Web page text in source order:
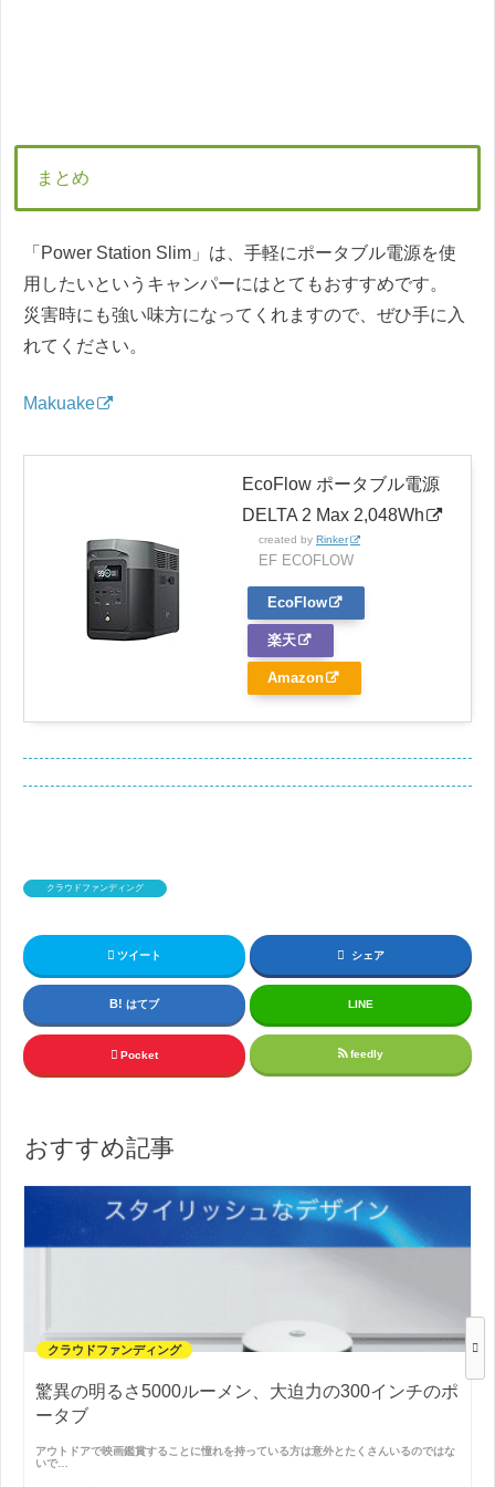
まとめ
「Power Station Slim」は、手軽にポータブル電源を使
用したいというキャンパーにはとてもおすすめです。
災害時にも強い味方になってくれますので、ぜひ手に入
れてください。
Makuake
EcoFlow ポータブル電源
DELTA 2 Max 2,048Wh
created by Rinker
EF ECOFLOW
EcoFlow
楽天
Amazon
クラウドファンディング
ツイート シェア
はてブ LINE
Pocket feedly
おすすめ記事
クラウドファンディング
驚異の明るさ5000ルーメン、大迫力の300インチのポ
ータブ
アウトドアで映画鑑賞することに憧れを持っている方は意外とたくさんいるのではな
いで…